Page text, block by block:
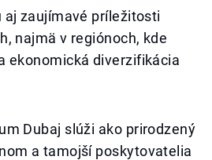
aj zaujímavé príležitosti
najmä v regiónoch, kde
ekonomická diverzifikácia
Dubaj slúži ako prirodzený
a tamojší poskytovatelia